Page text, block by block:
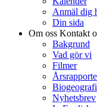
Anmäl dig
Din sida
Om oss Kontakt
Bakgrund
Vad gör vi
Filmer
Nyhetsbrev